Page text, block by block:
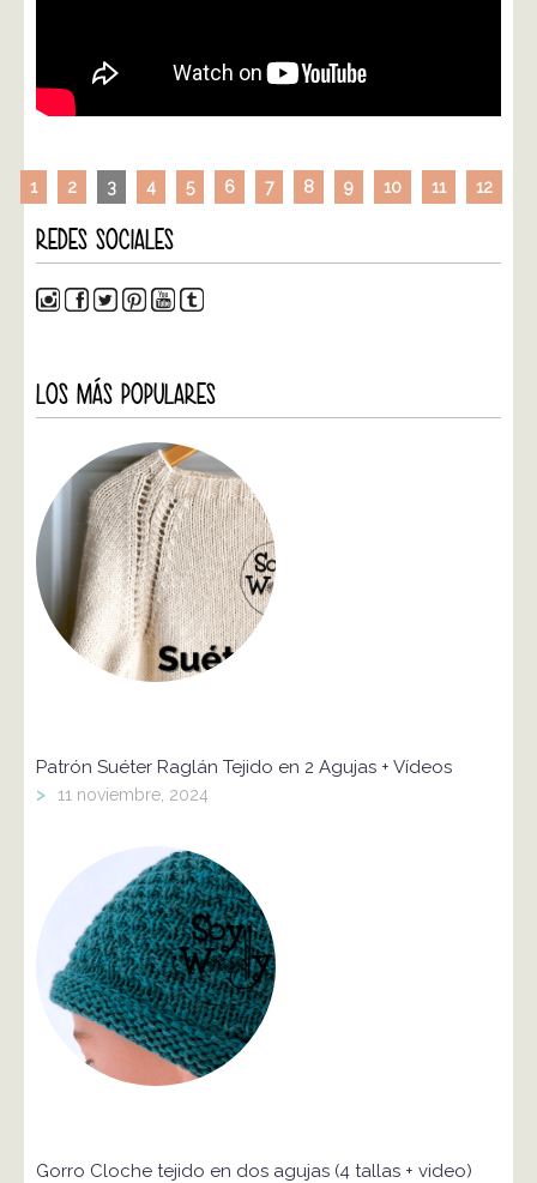
1 2 3 4 5 6 7 8 9 10 11 12
REDES SOCIALES
LOS MÁS POPULARES
Patrón Suéter Raglán Tejido en 2 Agujas + Vídeos
> 11 noviembre, 2024
Gorro Cloche tejido en dos agujas (4 tallas + video)